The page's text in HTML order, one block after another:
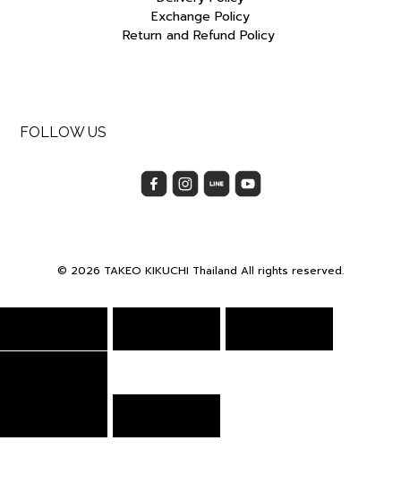
Exchange Policy
Return and Refund Policy
FOLLOW US
© 2026 TAKEO KIKUCHI Thailand All rights reserved.